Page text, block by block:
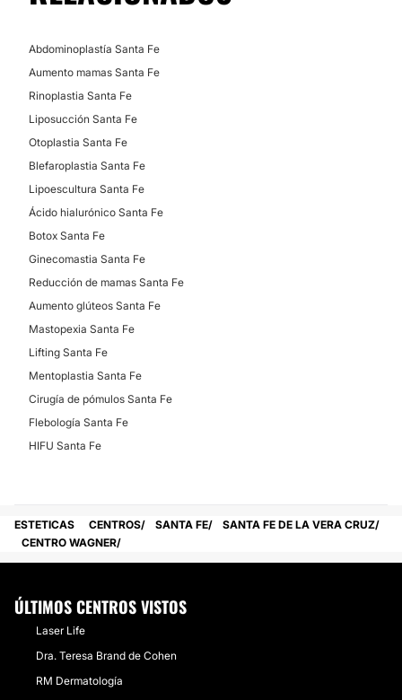
Abdominoplastía Santa Fe
Aumento mamas Santa Fe
Rinoplastia Santa Fe
Liposucción Santa Fe
Otoplastia Santa Fe
Blefaroplastia Santa Fe
Lipoescultura Santa Fe
Ácido hialurónico Santa Fe
Botox Santa Fe
Ginecomastia Santa Fe
Reducción de mamas Santa Fe
Aumento glúteos Santa Fe
Mastopexia Santa Fe
Lifting Santa Fe
Mentoplastia Santa Fe
Cirugía de pómulos Santa Fe
Flebología Santa Fe
HIFU Santa Fe
ESTETICAS CENTROS SANTA FE
SANTA FE DE LA VERA CRUZ
CENTRO WAGNER
ÚLTIMOS CENTROS VISTOS
Laser Life
Dra. Teresa Brand de Cohen
RM Dermatología